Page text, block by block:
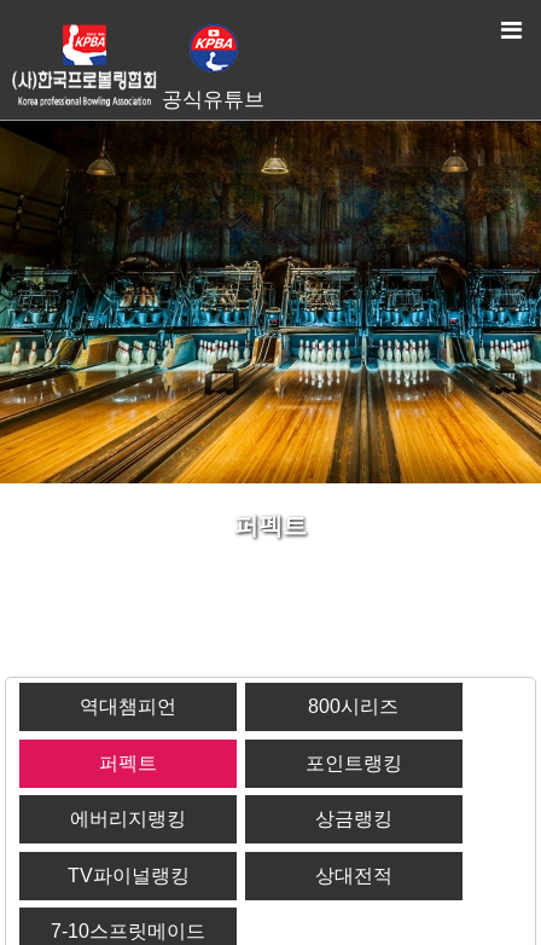
공식유튜브
퍼펙트
역대챔피언 800시리즈
퍼펙트 포인트랭킹
에버리지랭킹 상금랭킹
TV파이널랭킹 상대전적
7-10스프릿메이드